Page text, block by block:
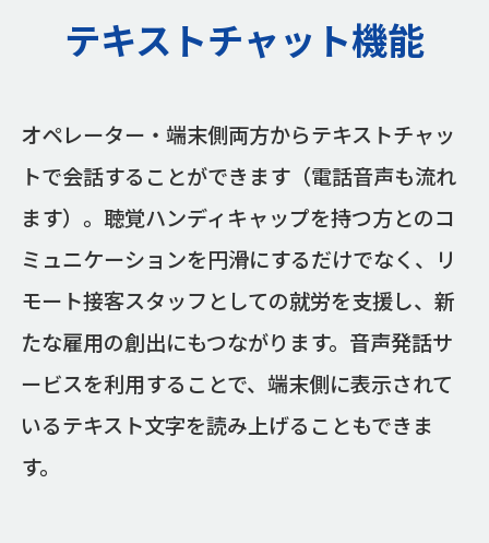
テキストチャット機能
オペレーター・端末側両方からテキストチャッ
トで会話することができます（電話音声も流れ
ます）。聴覚ハンディキャップを持つ方とのコ
ミュニケーションを円滑にするだけでなく、リ
モート接客スタッフとしての就労を支援し、新
たな雇用の創出にもつながります。音声発話サ
ービスを利用することで、端末側に表示されて
いるテキスト文字を読み上げることもできま
す。